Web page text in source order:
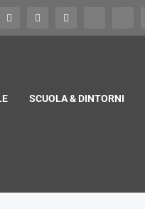
SCUOLA & DINTORNI